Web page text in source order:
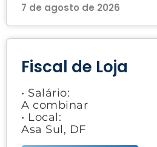
7 de agosto de 2026
Fiscal de Loja
• Salário:
A combinar
• Local:
Asa Sul, DF